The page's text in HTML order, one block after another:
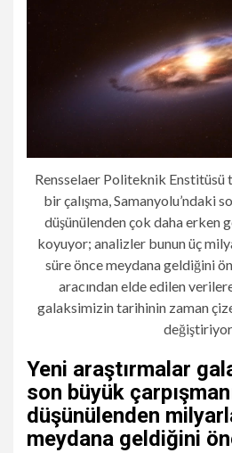
Rensselaer Politeknik Enstitüsü
bir çalışma, Samanyolu’ndaki
düşünülenden çok daha erken
koyuyor; analizler bunun üç
süre önce meydana geldiğini
aracından elde edilen
galaksimizin tarihinin zaman
Yeni araştırmalar
son büyük
düşünülenden
meydana geldiğini